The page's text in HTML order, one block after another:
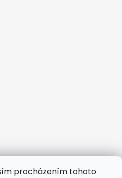
procházením tohoto